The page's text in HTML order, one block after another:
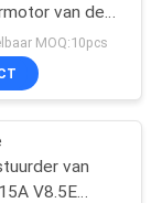
van de
voor
MOQ:10pcs
van
V8.5E